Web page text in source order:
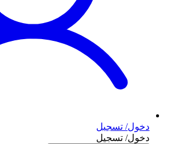
دخول/ تسجيل
دخول/ تسجيل